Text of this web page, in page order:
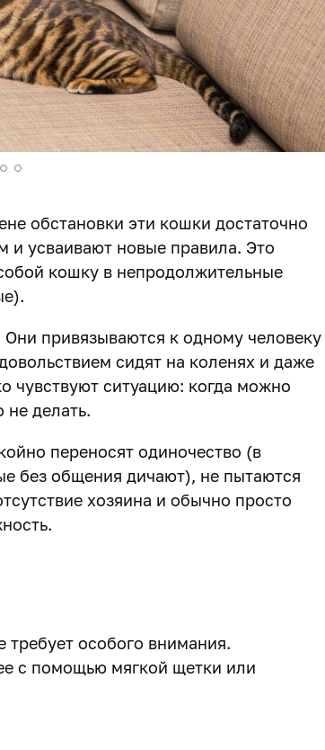
обстановки эти кошки достаточно
и усваивают новые правила. Это
кошку в непродолжительные
привязываются к одному человеку
сидят на коленях и даже
чувствуют ситуацию: когда можно
не делать.
переносят одиночество (в
без общения дичают), не пытаются
хозяина и обычно просто
требует особого внимания.
с помощью мягкой щетки или